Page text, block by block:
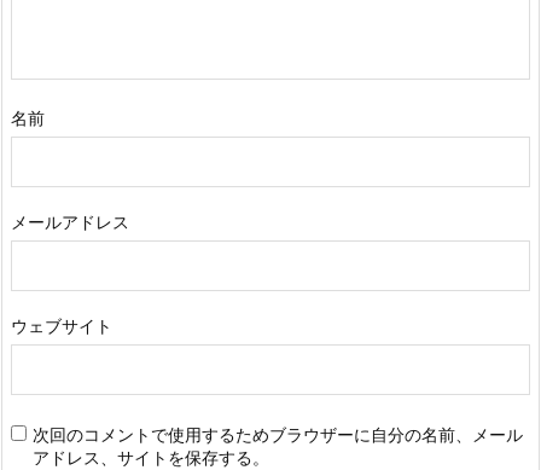
名前
メールアドレス
ウェブサイト
次回のコメントで使用するためブラウザーに自分の名前、メール
アドレス、サイトを保存する。